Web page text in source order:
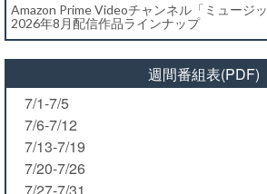
Amazon Prime Videoチャンネル「ミュージッ
2026年8月配信作品ラインナップ
週間番組表(PDF)
7/1-7/5
7/6-7/12
7/13-7/19
7/20-7/26
7/27-7/31